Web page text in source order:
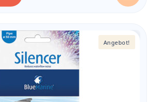
Angebot!